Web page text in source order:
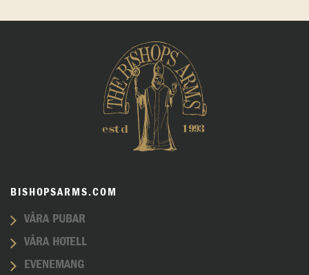
BISHOPSARMS.COM
VÅRA PUBAR
VÅRA HOTELL
EVENEMANG